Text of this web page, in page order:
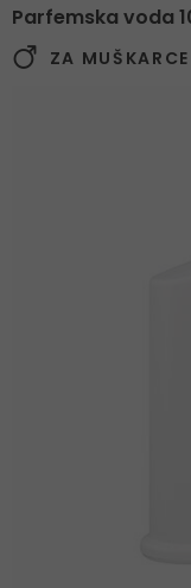
Parfemska voda
ZA MUŠKARCE